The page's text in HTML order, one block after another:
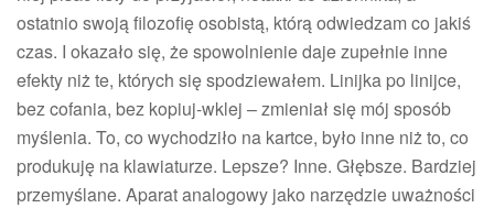
ostatnio swoją filozofię osobistą, którą odwiedzam co jakiś
czas. I okazało się, że spowolnienie daje zupełnie inne
efekty niż te, których się spodziewałem. Linijka po linijce,
bez cofania, bez kopiuj-wklej – zmieniał się mój sposób
myślenia. To, co wychodziło na kartce, było inne niż to, co
produkuję na klawiaturze. Lepsze? Inne. Głębsze. Bardziej
przemyślane. Aparat analogowy jako narzędzie uważności